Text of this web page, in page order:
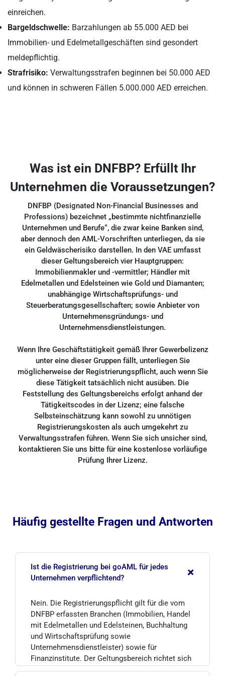
einreichen.
Bargeldschwelle: Barzahlungen ab 55.000 AED bei
Immobilien- und Edelmetallgeschäften sind gesondert
meldepflichtig.
Strafrisiko: Verwaltungsstrafen beginnen bei 50.000 AED
und können in schweren Fällen 5.000.000 AED erreichen.
Was ist ein DNFBP? Erfüllt Ihr
Unternehmen die Voraussetzungen?
DNFBP (Designated Non-Financial Businesses and
Professions) bezeichnet „bestimmte nichtfinanzielle
Unternehmen und Berufe“, die zwar keine Banken sind,
aber dennoch den AML-Vorschriften unterliegen, da sie
ein Geldwäscherisiko darstellen. In den VAE umfasst
dieser Geltungsbereich vier Hauptgruppen:
Immobilienmakler und -vermittler; Händler mit
Edelmetallen und Edelsteinen wie Gold und Diamanten;
unabhängige Wirtschaftsprüfungs- und
Steuerberatungsgesellschaften; sowie Anbieter von
Unternehmensgründungs- und
Unternehmensdienstleistungen.
Wenn Ihre Geschäftstätigkeit gemäß Ihrer Gewerbelizenz
unter eine dieser Gruppen fällt, unterliegen Sie
möglicherweise der Registrierungspflicht, auch wenn Sie
diese Tätigkeit tatsächlich nicht ausüben. Die
Feststellung des Geltungsbereichs erfolgt anhand der
Tätigkeitscodes in der Lizenz; eine falsche
Selbsteinschätzung kann sowohl zu unnötigen
Registrierungskosten als auch umgekehrt zu
Verwaltungsstrafen führen. Wenn Sie sich unsicher sind,
kontaktieren Sie uns bitte für eine kostenlose vorläufige
Prüfung Ihrer Lizenz.
Häufig gestellte Fragen und Antworten
Ist die Registrierung bei goAML für jedes
Unternehmen verpflichtend?
+
Nein. Die Registrierungspflicht gilt für die vom
DNFBP erfassten Branchen (Immobilien, Handel
mit Edelmetallen und Edelsteinen, Buchhaltung
und Wirtschaftsprüfung sowie
Unternehmensdienstleister) sowie für
Finanzinstitute. Der Geltungsbereich richtet sich
nach den in der Gewerbeanmeldung aufgeführten